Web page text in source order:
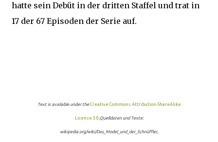
hatte sein Debüt in der dritten Staffel und trat in
17 der 67 Episoden der Serie auf.
Text is available under theCreative Commons Attribution-ShareAlike
License 3.0;Quelldaten und Texte:
wikipedia.org/wiki/Das_Model_und_der_Schnüffler,